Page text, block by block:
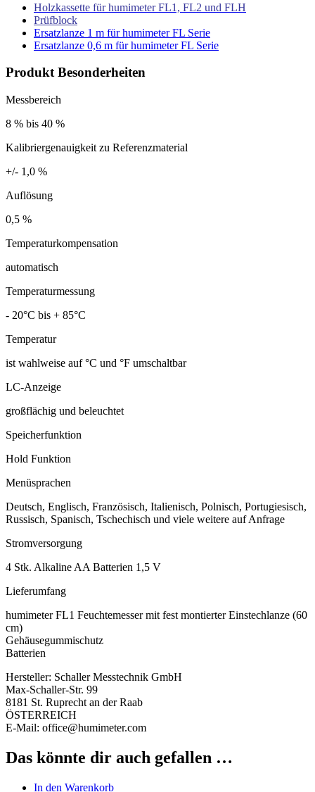
Holzkassette für humimeter FL1, FL2 und FLH
Prüfblock
Ersatzlanze 1 m für humimeter FL Serie
Ersatzlanze 0,6 m für humimeter FL Serie
Produkt Besonderheiten
Messbereich
8 % bis 40 %
Kalibriergenauigkeit zu Referenzmaterial
+/- 1,0 %
Auflösung
0,5 %
Temperaturkompensation
automatisch
Temperaturmessung
- 20°C bis + 85°C
Temperatur
ist wahlweise auf °C und °F umschaltbar
LC-Anzeige
großflächig und beleuchtet
Speicherfunktion
Hold Funktion
Menüsprachen
Deutsch, Englisch, Französisch, Italienisch, Polnisch, Portugiesisch,
Russisch, Spanisch, Tschechisch und viele weitere auf Anfrage
Stromversorgung
4 Stk. Alkaline AA Batterien 1,5 V
Lieferumfang
humimeter FL1 Feuchtemesser mit fest montierter Einstechlanze (60
cm)
Gehäusegummischutz
Batterien
Hersteller: Schaller Messtechnik GmbH
Max-Schaller-Str. 99
8181 St. Ruprecht an der Raab
ÖSTERREICH
E-Mail: office@humimeter.com
Das könnte dir auch gefallen …
In den Warenkorb